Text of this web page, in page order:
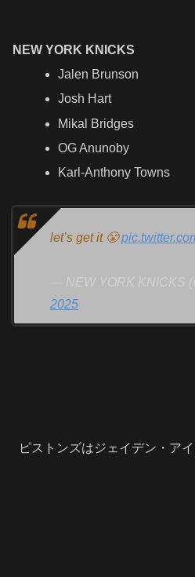
NEW YORK KNICKS
Jalen Brunson
Josh Hart
Mikal Bridges
OG Anunoby
Karl-Anthony Towns
let’s get it 😤
— NEW YORK KNICKS
2025
ピストンズはジェイデン・ア